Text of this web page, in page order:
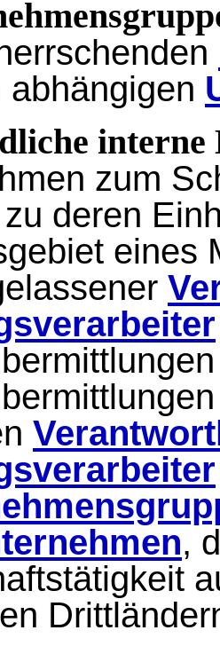
abhängigen
interne
zum
zu deren
eines
,